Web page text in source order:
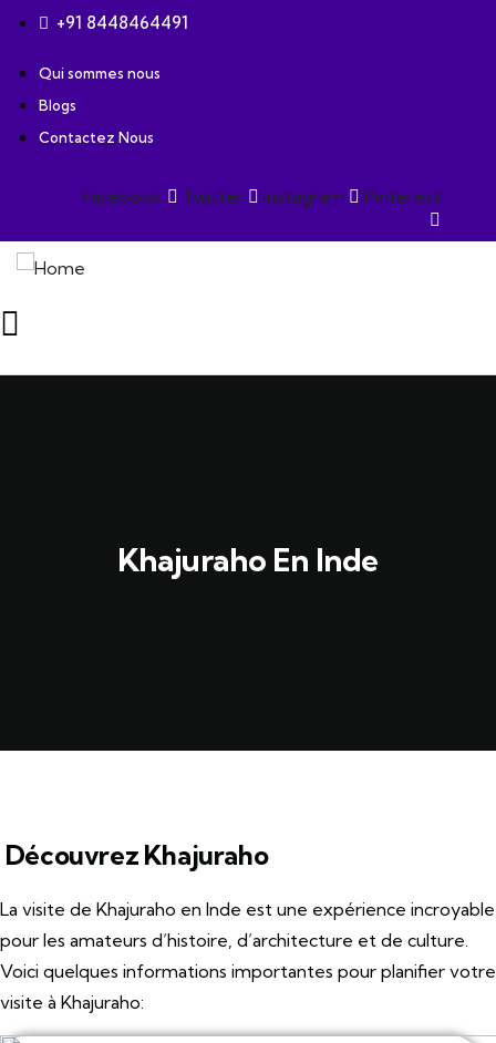
+91 8448464491
Qui sommes nous
Blogs
Contactez Nous
Facebook Twitter Instagram Pinterest
Khajuraho En Inde
Découvrez Khajuraho
La visite de Khajuraho en Inde est une expérience incroyable
pour les amateurs d’histoire, d’architecture et de culture.
Voici quelques informations importantes pour planifier votre
visite à Khajuraho: